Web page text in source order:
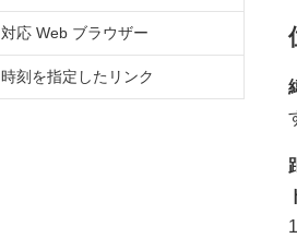
対応 Web ブラウザー
時刻を指定したリンク
1